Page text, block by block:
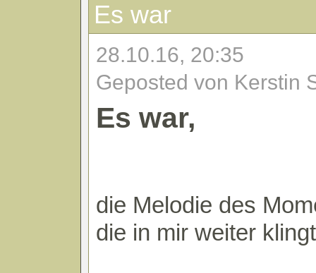
Es war
28.10.16, 20:35
Geposted von Kerstin
Es war,
die Melodie des
die in mir weiter klingt